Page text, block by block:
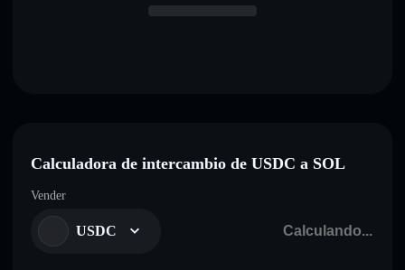
Calculadora de intercambio de USDC a SOL
Vender
USDC